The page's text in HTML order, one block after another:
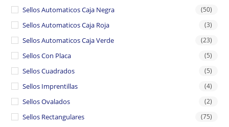
Sellos Automaticos Caja Negra (50)
Sellos Automaticos Caja Roja (3)
Sellos Automaticos Caja Verde (23)
Sellos Con Placa (5)
Sellos Cuadrados (5)
Sellos Imprentillas (4)
Sellos Ovalados (2)
Sellos Rectangulares (75)